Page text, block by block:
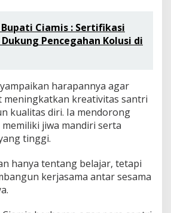
Bupati Ciamis : Sertifikasi
Pencegahan Kolusi di
harapannya agar
meningkatkan kreativitas santri
kualitas diri. Ia mendorong
jiwa mandiri serta
tinggi.
hanya tentang belajar, tetapi
kerjasama antar sesama